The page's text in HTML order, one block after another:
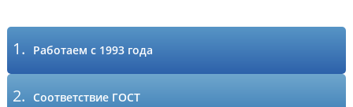
1. Работаем с 1993 года
2. Соответствие ГОСТ